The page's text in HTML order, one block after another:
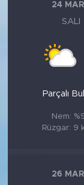
24
SALI
Parçalı
Nem:
Rüzgar: 9
26